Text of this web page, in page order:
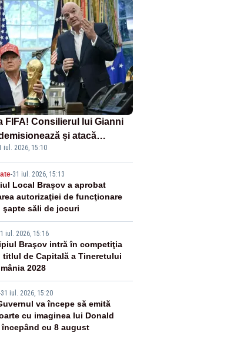
FIFA! Consilierul lui Gianni
și atacă
investitorii străini
iul. 2026, 15:10
-31 iul. 2026, 15:13
Local Brașov a aprobat
autorizaţiei de funcţionare
şapte săli de jocuri
iul. 2026, 15:16
Braşov intră în competiţia
titlul de Capitală a Tineretului
2028
31 iul. 2026, 15:20
va începe să emită
cu imaginea lui Donald
începând cu 8 august